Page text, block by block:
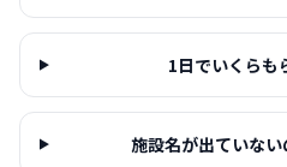
1日でいくらも
施設名が出ていな